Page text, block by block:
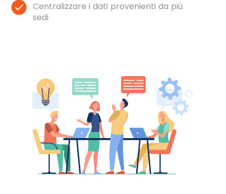
Centralizzare i dati provenienti da più
sedi